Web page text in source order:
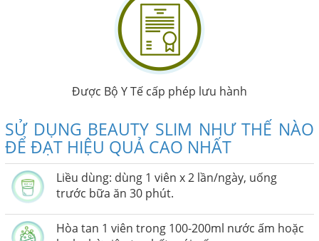
Được Bộ Y Tế cấp phép lưu hành
SỬ DỤNG BEAUTY SLIM NHƯ THẾ NÀO
ĐỂ ĐẠT HIỆU QUẢ CAO NHẤT
Liều dùng: dùng 1 viên x 2 lần/ngày, uống
trước bữa ăn 30 phút.
Hòa tan 1 viên trong 100-200ml nước ấm hoặc